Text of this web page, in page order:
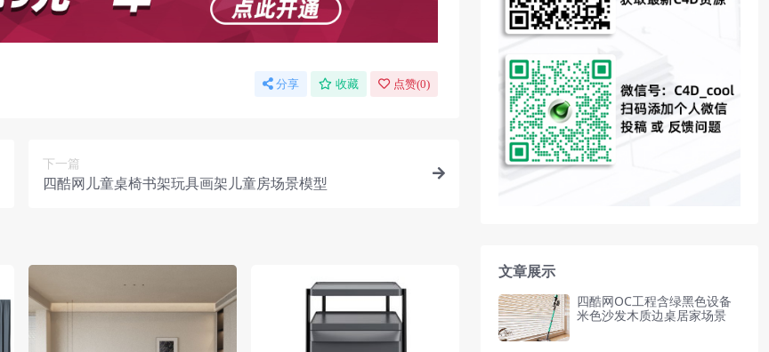
分享 收藏 点赞(0)
下一篇
四酷网儿童桌椅书架玩具画架儿童房场景模型
文章展示
四酷网OC工程含绿黑色设备
米色沙发木质边桌居家场景